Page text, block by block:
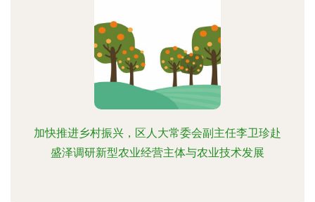
加快推进乡村振兴，区人大常委会副主任李卫珍赴
盛泽调研新型农业经营主体与农业技术发展